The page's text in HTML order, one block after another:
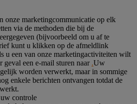
onze marketingcommunicatie op elk
via de methoden die bij de
(bijvoorbeeld om u af te
kunt u klikken op de afmeldlink
u een van onze marketingactiviteiten wilt
geval een e-mail sturen naar .Uw
worden verwerkt, maar in sommige
enkele berichten ontvangen totdat de
controle